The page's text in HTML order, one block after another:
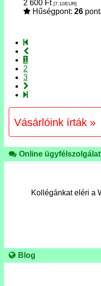
2 600 Ft [7.10EUR]
Hűségpont: 26 pont
1
2
3
Vásárlóink írták »
Online ügyfélszolgálat
Kollégánkat eléri a
Blog